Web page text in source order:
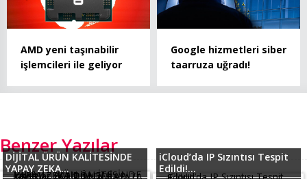
AMD yeni taşınabilir
işlemcileri ile geliyor
Google hizmetleri siber
taarruza uğradı!
Benzer Yazılar
DİJİTAL ÜRÜN KALİTESİNDE
YAPAY ZEKA...
iCloud’da IP Sızıntısı Tespit
Edildi!...